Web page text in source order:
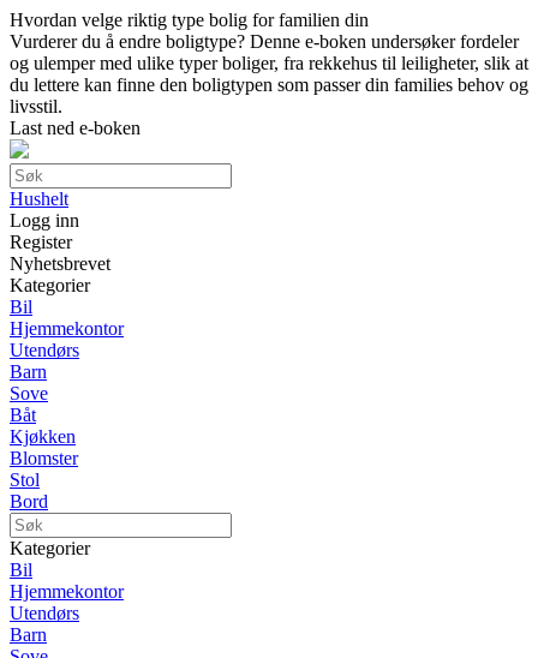
Hvordan velge riktig type bolig for familien din
Vurderer du å endre boligtype? Denne e-boken undersøker fordeler
og ulemper med ulike typer boliger, fra rekkehus til leiligheter, slik at
du lettere kan finne den boligtypen som passer din families behov og
livsstil.
Last ned e-boken
Hushelt
Logg inn
Register
Nyhetsbrevet
Kategorier
Bil
Hjemmekontor
Utendørs
Barn
Sove
Båt
Kjøkken
Blomster
Stol
Bord
Kategorier
Bil
Hjemmekontor
Utendørs
Barn